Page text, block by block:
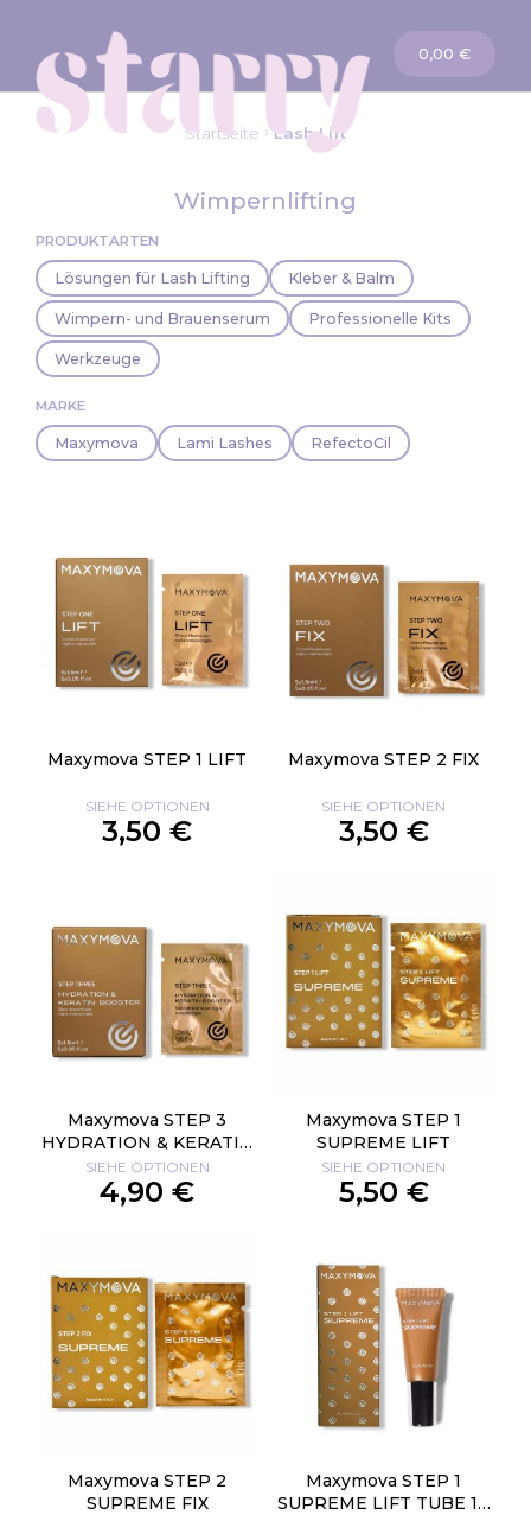
Warenkorb
0,00 €
Startseite Lash Lift
Wimpernlifting
PRODUKTARTEN
Lösungen für Lash Lifting Kleber & Balm
Wimpern- und Brauenserum Professionelle Kits
Werkzeuge
MARKE
Maxymova Lami Lashes RefectoCil
Maxymova STEP 1 LIFT
SIEHE OPTIONEN
3,50 €
Maxymova STEP 2 FIX
SIEHE OPTIONEN
3,50 €
Maxymova STEP 3
HYDRATION & KERATIN
BOOSTER
SIEHE OPTIONEN
4,90 €
Maxymova STEP 1
SUPREME LIFT
SIEHE OPTIONEN
5,50 €
Maxymova STEP 2
SUPREME FIX
Maxymova STEP 1
SUPREME LIFT TUBE 10